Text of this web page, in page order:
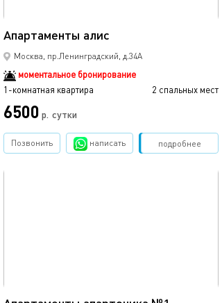
Апартаменты алис
Москва, пр.Ленинградский, д.34А
моментальное бронирование
1-комнатная квартира
2 спальных мест
6500 р. сутки
подробнее
Позвонить написать Забронировать